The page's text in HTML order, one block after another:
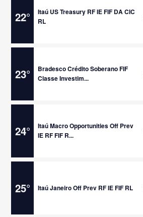
22°
Itaú US Treasury RF IE FIF DA CIC
RL
23°
Bradesco Crédito Soberano FIF
Classe Investim...
24°
Itaú Macro Opportunities Off Prev
IE RF FIF R...
25° Itaú Janeiro Off Prev RF IE FIF RL